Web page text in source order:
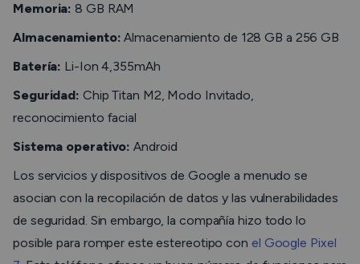
Memoria: 8 GB RAM
Almacenamiento: Almacenamiento de 128 GB a 256 GB
Batería: Li-Ion 4,355mAh
Seguridad: Chip Titan M2, Modo Invitado,
reconocimiento facial
Sistema operativo:Android
Los servicios y dispositivos de Google a menudo se
asocian con la recopilación de datos y las vulnerabilidades
de seguridad. Sin embargo, la compañía hizo todo lo
posible para romper este estereotipo con el Google Pixel